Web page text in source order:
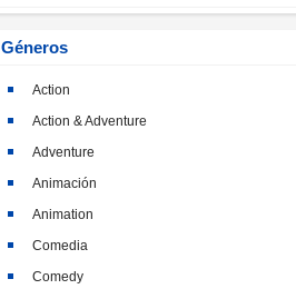
Géneros
Action
Action & Adventure
Adventure
Animación
Animation
Comedia
Comedy